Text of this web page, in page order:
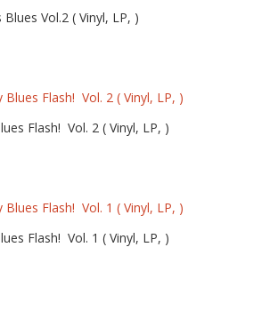
récent
Blues Vol.2 ( Vinyl, LP, )
Flash! ‎ Vol. 2 ( Vinyl, LP, )
Flash! ‎ Vol. 1 ( Vinyl, LP, )